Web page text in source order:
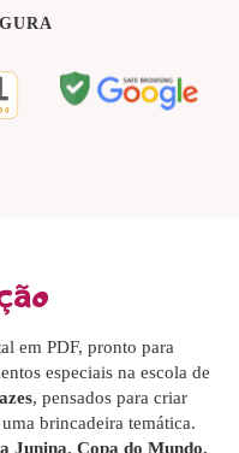
em PDF, pronto para
especiais na escola de
, pensados para criar
brincadeira temática.
Junina, Copa do Mundo,